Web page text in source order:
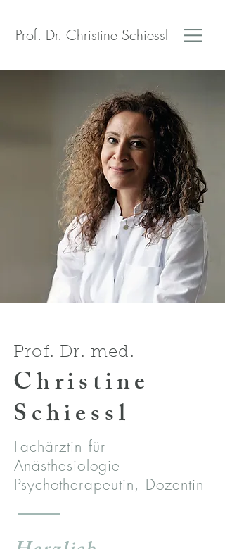
Prof. Dr. Christine Schiessl
Prof. Dr. med.
Christine
Schiessl
Fachärztin für
Anästhesiologie
Psychotherapeutin, Dozentin